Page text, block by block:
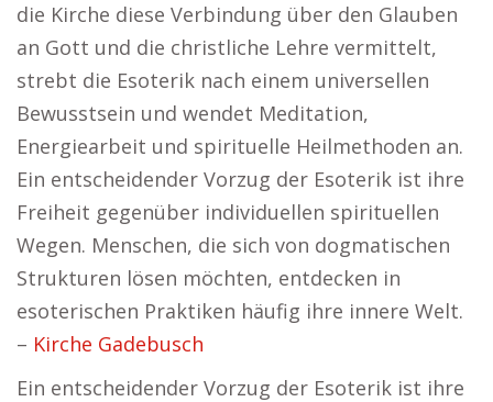
die Kirche diese Verbindung über den Glauben
an Gott und die christliche Lehre vermittelt,
strebt die Esoterik nach einem universellen
Bewusstsein und wendet Meditation,
Energiearbeit und spirituelle Heilmethoden an.
Ein entscheidender Vorzug der Esoterik ist ihre
Freiheit gegenüber individuellen spirituellen
Wegen. Menschen, die sich von dogmatischen
Strukturen lösen möchten, entdecken in
esoterischen Praktiken häufig ihre innere Welt.
– Kirche Gadebusch
Ein entscheidender Vorzug der Esoterik ist ihre